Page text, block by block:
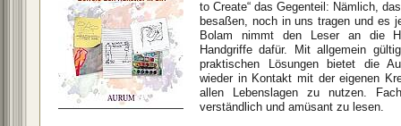
to Create“ das Gegenteil: Nämlich,
besaßen, noch in uns tragen und es
Bolam nimmt den Leser an die
Handgriffe dafür. Mit allgemein
praktischen Lösungen bietet die
wieder in Kontakt mit der eigenen
allen Lebenslagen zu nutzen.
verständlich und amüsant zu lesen.